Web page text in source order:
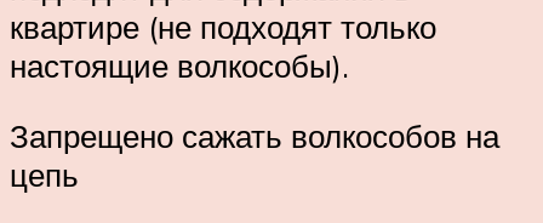
квартире (не подходят только
настоящие волкособы).
Запрещено сажать волкособов на
цепь